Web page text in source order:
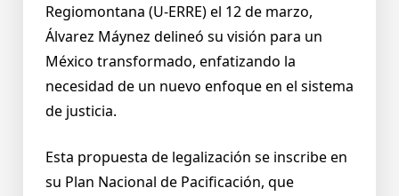
Regiomontana (U-ERRE) el 12 de marzo,
Álvarez Máynez delineó su visión para un
México transformado, enfatizando la
necesidad de un nuevo enfoque en el sistema
de justicia.
Esta propuesta de legalización se inscribe en
su Plan Nacional de Pacificación, que